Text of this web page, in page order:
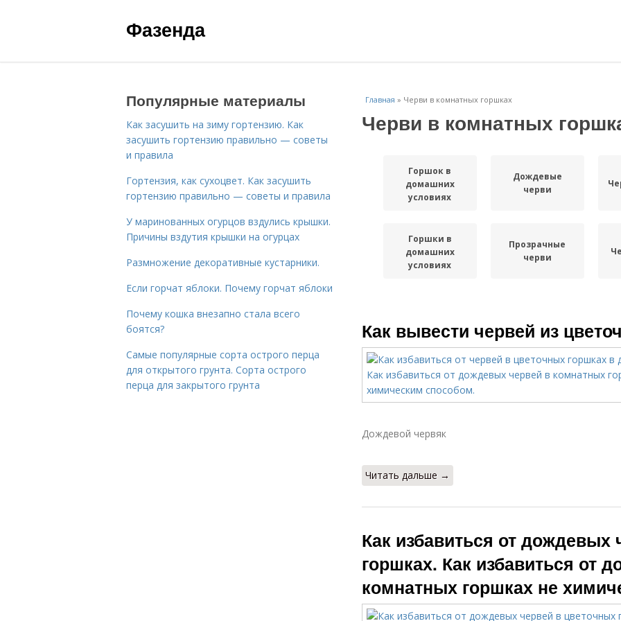
Фазенда
Главная » Черви в комнатных горшках
Черви в комнатных
Горшок в
домашних
условиях
Дождевые
черви
Горшки в
домашних
условиях
Прозрачные
черви
контейнерах
горшках
Черви на
участке
Дождевы из
горшка
Червь в
горшке
Как вывести червей из
Дождевой червяк
Читать дальше →
Как избавиться от дождевых
горшках. Как избавиться от
комнатных горшках не
Популярные материалы
Как засушить на зиму гортензию. Как
засушить гортензию правильно — советы
и правила
Гортензия, как сухоцвет. Как засушить
гортензию правильно — советы и правила
У маринованных огурцов вздулись крышки.
Причины вздутия крышки на огурцах
Размножение декоративные кустарники.
Если горчат яблоки. Почему горчат яблоки
Почему кошка внезапно стала всего
боятся?
Самые популярные сорта острого перца
для открытого грунта. Сорта острого
перца для закрытого грунта